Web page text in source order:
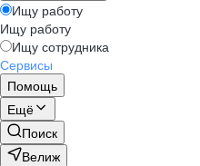
Ищу работу
Ищу работу
Ищу сотрудника
Сервисы
Помощь
Ещё
Поиск
Велиж